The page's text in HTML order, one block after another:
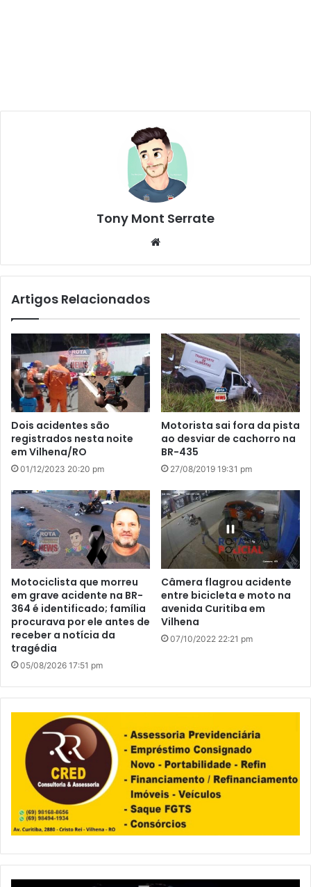
Tony Mont Serrate
te
Artigos Relacionados
Dois acidentes são
registrados nesta noite
em Vilhena/RO
01/12/2023 20:20 pm
Motorista sai fora da pista
ao desviar de cachorro na
BR-435
27/08/2019 19:31 pm
Motociclista que morreu
em grave acidente na BR-
364 é identificado; família
procurava por ele antes de
receber a notícia da
tragédia
05/08/2026 17:51 pm
Câmera flagrou acidente
entre bicicleta e moto na
avenida Curitiba em
Vilhena
07/10/2022 22:21 pm